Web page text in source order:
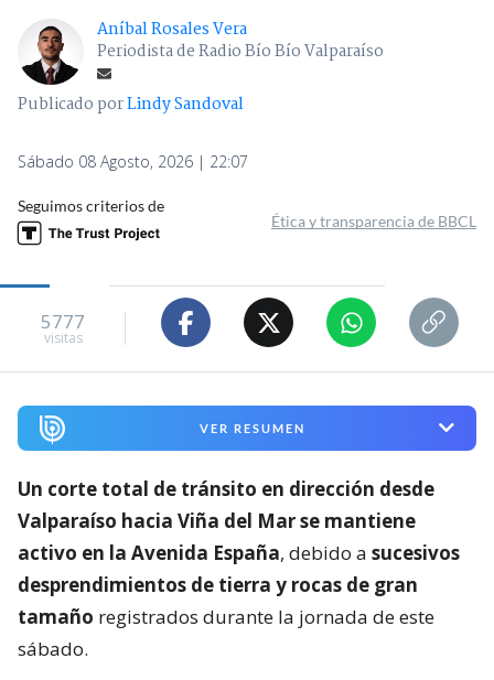
Aníbal Rosales Vera
Periodista de Radio Bío Bío Valparaíso
Publicado porLindy Sandoval
Sábado 08 Agosto, 2026 | 22:07
Seguimos criterios de
Ética y transparencia de BBCL
5777
visitas
VER RESUMEN
Un corte total de tránsito en dirección desde
Valparaíso hacia Viña del Mar se mantiene
activo en la Avenida España, debido a sucesivos
desprendimientos de tierra y rocas de gran
tamaño registrados durante la jornada de este
sábado.